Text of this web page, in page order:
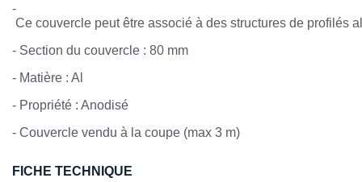
-
Ce couvercle peut être associé à des structures de profilés
- Section du couvercle : 80 mm
- Matière : Al
- Propriété : Anodisé
- Couvercle vendu à la coupe (max 3 m)
FICHE TECHNIQUE